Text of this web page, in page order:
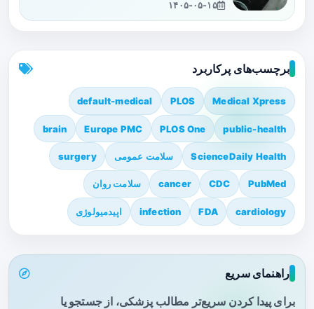
۱۴۰۵-۰۵-۱۵
برچسب‌های پرکاربرد
Medical Xpress
PLOS
default-medical
public-health
PLOS One
Europe PMC
brain
ScienceDaily Health سلامت عمومی surgery
PubMed
CDC
cancer سلامت روان
cardiology
FDA
infection اپیدمیولوژی
راهنمای سریع
برای پیدا کردن سریع‌تر مطالب پزشکی، از جستجو یا